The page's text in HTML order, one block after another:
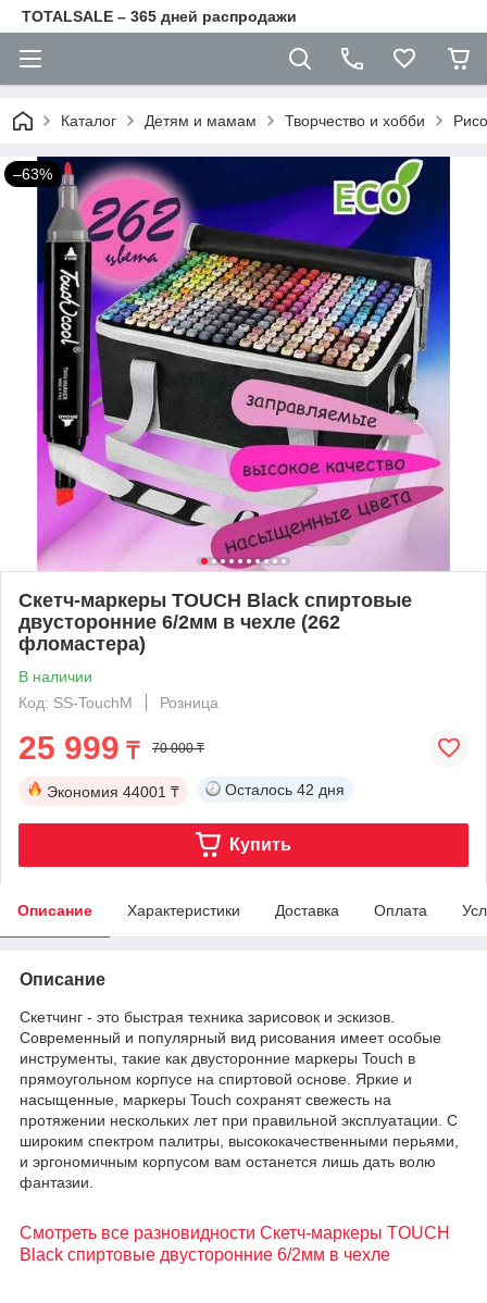
TOTALSALE – 365 дней распродажи
Каталог Детям и мамам Творчество и хобби
–63%
Скетч-маркеры TOUCH Black спиртовые
двусторонние 6/2мм в чехле (262
фломастера)
В наличии
Код: SS-TouchM
Розница
25 999 ₸ 70 000 ₸
Экономия 44001 ₸ Осталось 42 дня
Купить
Описание Характеристики Доставка Оплата
Описание
Скетчинг - это быстрая техника зарисовок и эскизов.
Современный и популярный вид рисования имеет особые
инструменты, такие как двусторонние маркеры Touch в
прямоугольном корпусе на спиртовой основе. Яркие и
насыщенные, маркеры Touch сохранят свежесть на
протяжении нескольких лет при правильной эксплуатации. С
широким спектром палитры, высококачественными перьями,
и эргономичным корпусом вам останется лишь дать волю
фантазии.
Смотреть все разновидности Скетч-маркеры TOUCH
Black спиртовые двусторонние 6/2мм в чехле